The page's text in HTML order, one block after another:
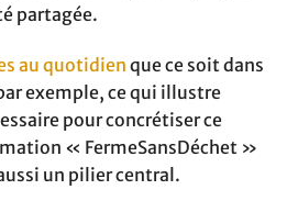
partagée.
au quotidien que ce soit dans
exemple, ce qui illustre
pour concrétiser ce
« FermeSansDéchet »
un pilier central.